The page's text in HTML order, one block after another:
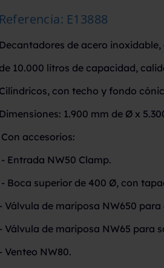
Referencia: E13888
Decantadores de acero
de 10.000 litros de capacidad,
Cilíndricos, con techo y fondo
Dimensiones: 1.900 mm de Ø x
Con accesorios:
- Entrada NW50 Clamp.
- Boca superior de 400 Ø, con
- Válvula de mariposa NW650 para
- Válvula de mariposa NW65 para
- Venteo NW80.